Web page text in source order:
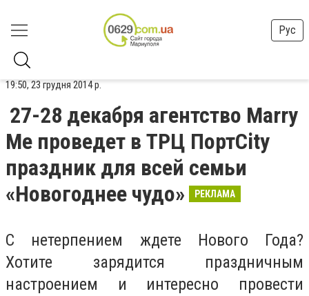
Рус
19:50, 23 грудня 2014 р.
27-28 декабря агентство Marry
Me проведет в ТРЦ ПортCity
праздник для всей семьи
«Новогоднее чудо»
РЕКЛАМА
С нетерпением ждете Нового Года?
Хотите зарядится праздничным
настроением и интересно провести